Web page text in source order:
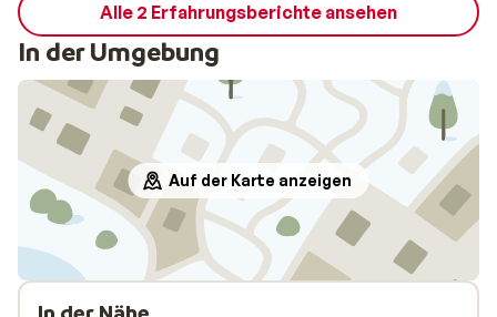
Alle 2 Erfahrungsberichte ansehen
In der Umgebung
Auf der Karte anzeigen